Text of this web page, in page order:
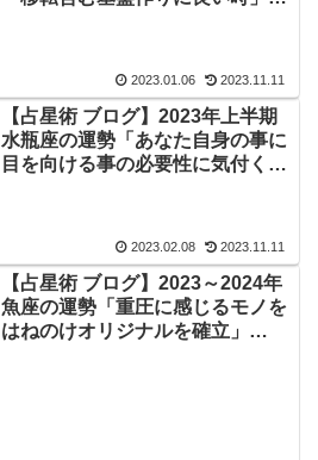
2023.01.06 2023.11.11
【占星術 ブログ】2023年上半期
水瓶座の運勢「あなた自身の事に
目を向ける事の必要性に気付く」
2023.02.08 2023.11.11
【占星術 ブログ】2023～2024年
魚座の運勢「重圧に感じるモノを
はねのけオリジナルを確立」